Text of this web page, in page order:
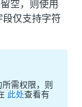
空，则使用
仅支持字符
需权限，则
此处查看有